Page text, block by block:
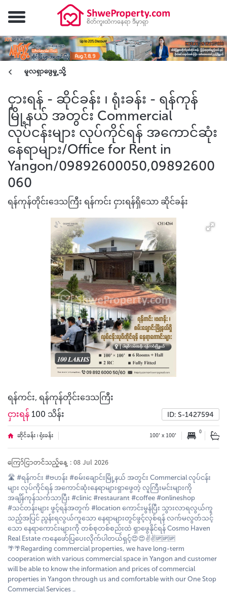
ငှားရန် - ဆိုင်ခန်း ၊ ရုံးခန်း - ရန်ကုန်
မြို့နယ် အတွင်း Commercial
လုပ်ငန်းများ လုပ်ကိုင်ရန် အကောင်ဆုံး
နေရာများ/Office for Rent in
Yangon/09892600050,09892600
060
ရန်ကုန်တိုင်းဒေသကြီး ရန်ကင်း ငှားရန်ရှိသော ဆိုင်ခန်း
မူလရှာဖွေမှု့သို့
ရန်ကင်း, ရန်ကုန်တိုင်းဒေသကြီး
ငှားရန် 100 သိန်း ID: S-1427594
ဆိုင်ခန်း ၊ ရုံးခန်း 100' x 100' 0
ကြော်ငြာတင်သည့်နေ့ : 08 Jul 2026
🛣 #ရန်ကင်း #ဗဟန်း #စမ်းချောင်းမြို့နယ် အတွင်း Commercial လုပ်ငန်း
များ လုပ်ကိုင်ရန် အကောင်ဆုံးနေရာများရှာဖွေတဲ့ လူကြီးမင်းများကို
အချိန်ကုန်သက်သာပြီး #clinic #restaurant #coffee #onlineshop
#သင်တန်းများ ဖွင့်ရန်အတွက် #location ကောင်းမွန်ပြီး သွားလာရလွယ်ကူ
သည့်အပြင် ညွန်းရလွယ်ကူသော နေရာများတွင်ဖွင့်လှစ်ရန် လက်မလွတ်သင့်
သော နေရာကောင်းများကို တစ်စုတစ်စည်းထဲ ရှာဖွေနိုင်ရန် Cosmo Haven
Real Estate ကနေဖော်ပြပေးလိုက်ပါတယ်ရှင့်😍😍✌️✌️🆙️🆙️🆙️
🌴🌴Regarding commercial properties, we have long-term
cooperation with various commercial space in Yangon and customer
will be able to know the information and prices of commercial
properties in Yangon through us and comfortable with our One Stop
Commercial Services ..